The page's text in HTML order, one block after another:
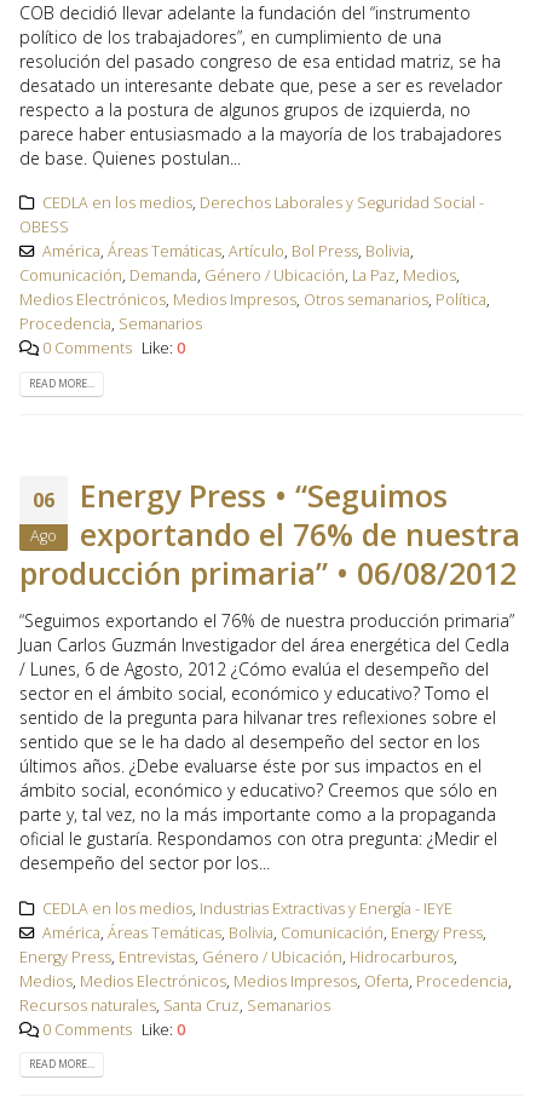
COB decidió llevar adelante la fundación del “instrumento
político de los trabajadores”, en cumplimiento de una
resolución del pasado congreso de esa entidad matriz, se ha
desatado un interesante debate que, pese a ser es revelador
respecto a la postura de algunos grupos de izquierda, no
parece haber entusiasmado a la mayoría de los trabajadores
de base. Quienes postulan...
CEDLA en los medios, Derechos Laborales y Seguridad Social -
OBESS
América, Áreas Temáticas, Artículo, Bol Press, Bolivia,
Comunicación, Demanda, Género / Ubicación, La Paz, Medios,
Medios Electrónicos, Medios Impresos, Otros semanarios, Política,
Procedencia, Semanarios
0 Comments Like: 0
READ MORE...
06
Ago
Energy Press • “Seguimos
exportando el 76% de nuestra
producción primaria” • 06/08/2012
“Seguimos exportando el 76% de nuestra producción primaria”
Juan Carlos Guzmán Investigador del área energética del Cedla
/ Lunes, 6 de Agosto, 2012 ¿Cómo evalúa el desempeño del
sector en el ámbito social, económico y educativo? Tomo el
sentido de la pregunta para hilvanar tres reflexiones sobre el
sentido que se le ha dado al desempeño del sector en los
últimos años. ¿Debe evaluarse éste por sus impactos en el
ámbito social, económico y educativo? Creemos que sólo en
parte y, tal vez, no la más importante como a la propaganda
oficial le gustaría. Respondamos con otra pregunta: ¿Medir el
desempeño del sector por los...
CEDLA en los medios, Industrias Extractivas y Energía - IEYE
América, Áreas Temáticas, Bolivia, Comunicación, Energy Press,
Energy Press, Entrevistas, Género / Ubicación, Hidrocarburos,
Medios, Medios Electrónicos, Medios Impresos, Oferta, Procedencia,
Recursos naturales, Santa Cruz, Semanarios
0 Comments Like: 0
READ MORE...